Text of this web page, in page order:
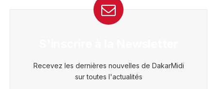
Recevez les dernières nouvelles de DakarMidi
sur toutes l'actualités